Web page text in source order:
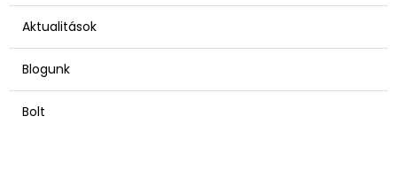
Aktualitások
Blogunk
Bolt